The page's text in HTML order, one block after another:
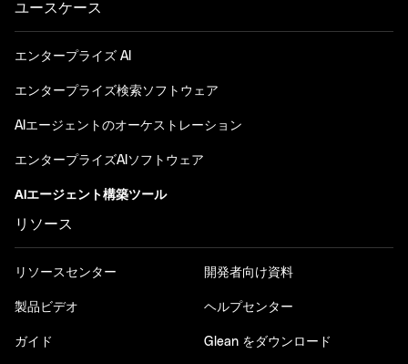
ユースケース
エンタープライズ AI
エンタープライズ検索ソフトウェア
AIエージェントのオーケストレーション
エンタープライズAIソフトウェア
AIエージェント構築ツール
リソース
リソースセンター
製品ビデオ
ガイド
開発者向け資料
ヘルプセンター
Glean をダウンロード